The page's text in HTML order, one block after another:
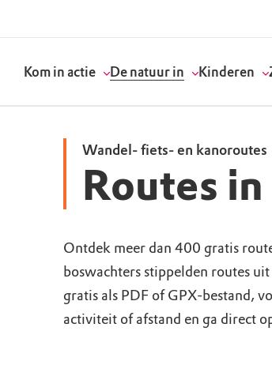
Kom in actie De natuur in Kinderen
Wat
Wandel- fiets- en kanoroutes
Routes
Ontdek meer dan 400 gratis
boswachters stippelden routes
gratis als PDF of GPX-bestand,
activiteit of afstand en ga direct